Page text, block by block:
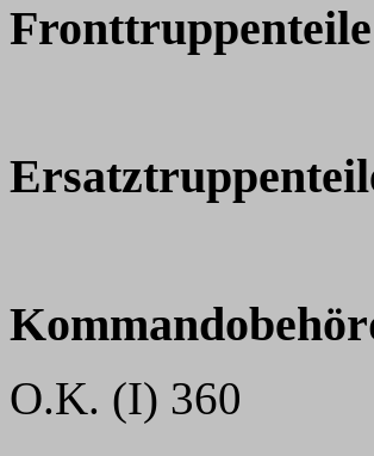
Fronttruppenteile
O.K. (I) 360